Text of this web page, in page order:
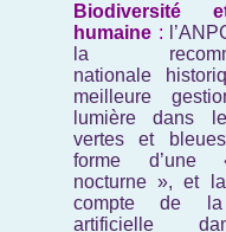
Biodiversité
humaine :
la
nationale
meilleure
lumière dans
vertes et
forme d’une
nocturne », et
compte de la
artificielle